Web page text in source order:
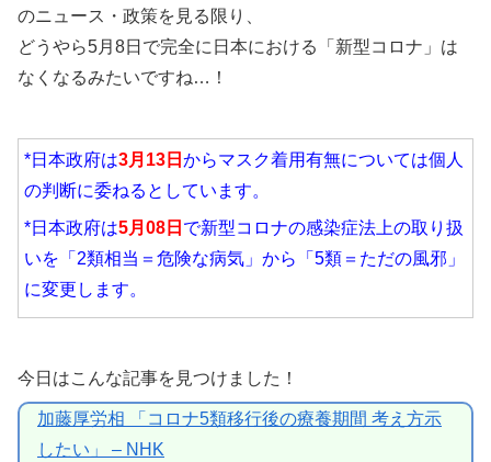
のニュース・政策を見る限り、
どうやら5月8日で完全に日本における「新型コロナ」は
なくなるみたいですね…！
*日本政府は3月13日 からマスク着用有無については個人
の判断に委ねるとしています。
*日本政府は5月08日 で新型コロナの感染症法上の取り扱
いを「2類相当＝危険な病気」から「5類＝ただの風邪」
に変更します。
今日はこんな記事を見つけました！
加藤厚労相 「コロナ5類移行後の療養期間 考え方示
したい」 – NHK